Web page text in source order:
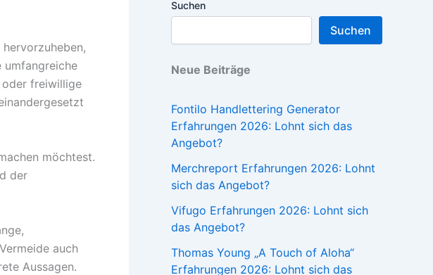
umfangreiche
oder freiwillige
möchtest.
der
auch
Aussagen.
Suchen
Suchen
Neue Beiträge
Fontilo Handlettering Generator
Erfahrungen 2026: Lohnt sich das
Angebot?
Merchreport Erfahrungen 2026: Lohnt
sich das Angebot?
Vifugo Erfahrungen 2026: Lohnt sich
das Angebot?
Thomas Young „A Touch of Aloha“
Erfahrungen 2026: Lohnt sich das